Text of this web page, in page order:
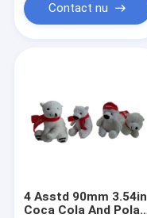
Contact nu
4 Asstd 90mm 3.54in
Coca Cola And Polar